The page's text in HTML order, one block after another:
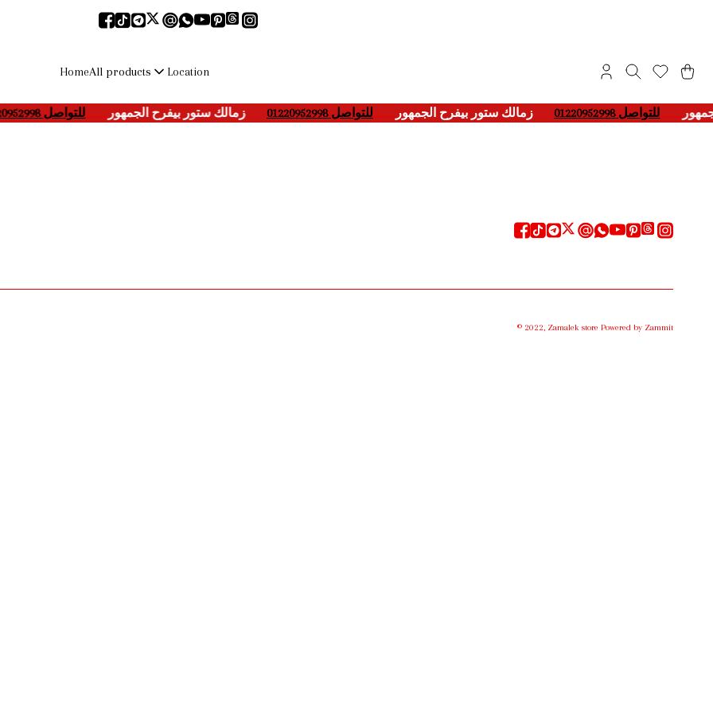
HomeAll products Location
زمالك ستور بيفرح الجمهور ____للتواصل 01220952998 ___- زمالك ستور بيفرح الجمهور ____للتواصل 01220952998 ___- ____للتواصل 01220952998
© 2022 Zamalek store Powered by Zammit